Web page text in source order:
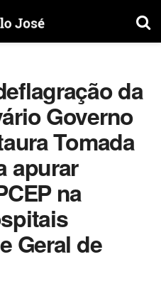
da
Governo
Tomada
apurar
na
Geral de